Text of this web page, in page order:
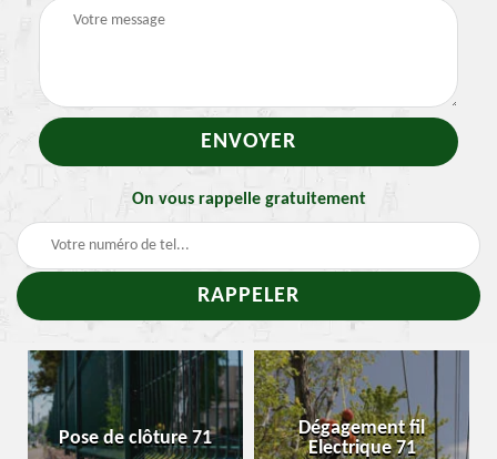
On vous rappelle gratuitement
Pose de clôture 71
Dégagement fil
Electrique 71